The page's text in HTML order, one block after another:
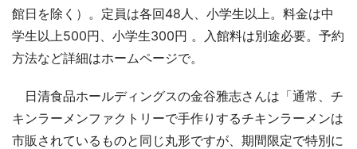
館日を除く）。定員は各回48人、小学生以上。料金は中
学生以上500円、小学生300円 。入館料は別途必要。予約
方法など詳細はホームページで。
日清食品ホールディングスの金谷雅志さんは「通常、チ
キンラーメンファクトリーで手作りするチキンラーメンは
市販されているものと同じ丸形ですが、期間限定で特別に